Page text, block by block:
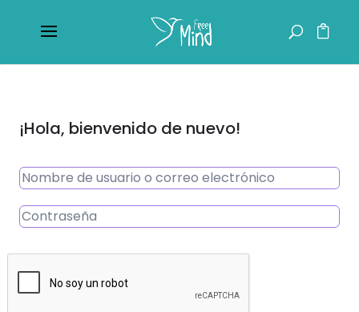
¡Hola, bienvenido de nuevo!